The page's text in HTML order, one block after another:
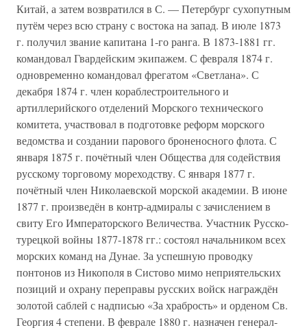
Китай, а затем возвратился в С. — Петербург сухопутным
путём через всю страну с востока на запад. В июле 1873
г. получил звание капитана 1-го ранга. В 1873-1881 гг.
командовал Гвардейским экипажем. С февраля 1874 г.
одновременно командовал фрегатом «Светлана». С
декабря 1874 г. член кораблестроительного и
артиллерийского отделений Морского технического
комитета, участвовал в подготовке реформ морского
ведомства и создании парового броненосного флота. С
января 1875 г. почётный член Общества для содействия
русскому торговому мореходству. С января 1877 г.
почётный член Николаевской морской академии. В июне
1877 г. произведён в контр-адмиралы с зачислением в
свиту Его Императорского Величества. Участник Русско-
турецкой войны 1877-1878 гг.: состоял начальником всех
морских команд на Дунае. За успешную проводку
понтонов из Никополя в Систово мимо неприятельских
позиций и охрану переправы русских войск награждён
золотой саблей с надписью «За храбрость» и орденом Св.
Георгия 4 степени. В феврале 1880 г. назначен генерал-